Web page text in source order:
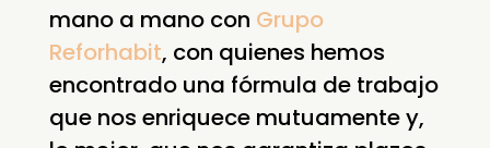
mano a mano con Grupo
Reforhabit, con quienes hemos
encontrado una fórmula de trabajo
que nos enriquece mutuamente y,